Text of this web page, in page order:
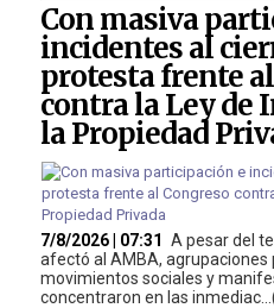
Con masiva
incidentes al
protesta frente
contra la Ley de
la Propiedad
7/8/2026 | 07:31 A pesar del
afectó al AMBA, agrupaciones
movimientos sociales y
concentraron en las